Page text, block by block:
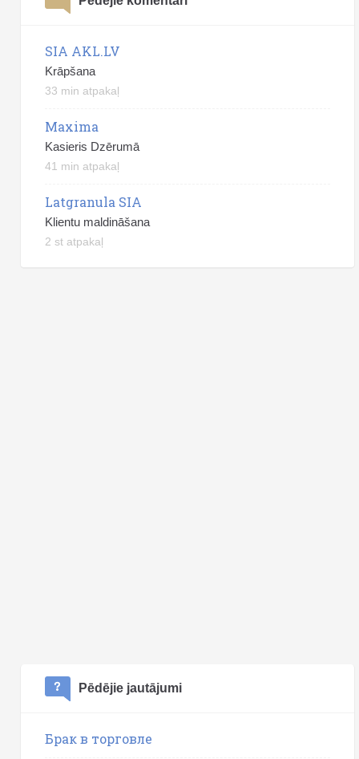
SIA AKL.LV
Krāpšana
33 min atpakaļ
Maxima
Kasieris Dzērumā
41 min atpakaļ
Latgranula SIA
Klientu maldināšana
2 st atpakaļ
Pēdējie jautājumi
Брак в торговле